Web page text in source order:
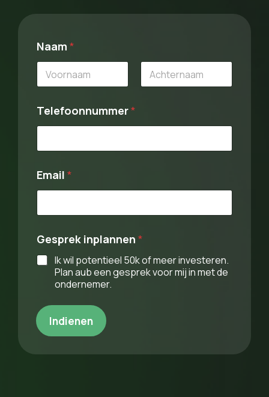
Naam *
Telefoonnummer*
Email *
e
s
p
i
n
p
Gesprek inplannen *
Ik wil potentieel 50k of meer investeren.
Plan aub een gesprek voor mij in met de
ondernemer.
Indienen